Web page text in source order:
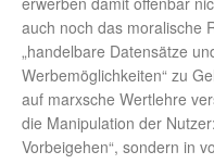
auch noch das moralische
„handelbare Datensätze
Werbemöglichkeiten“ zu
auf marxsche Wertlehre
die Manipulation der
Vorbeigehen“, sondern in